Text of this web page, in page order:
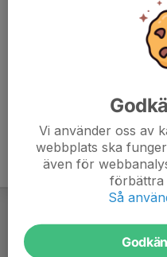
Vi använder oss av
webbplats ska
även för
förbättra
Så